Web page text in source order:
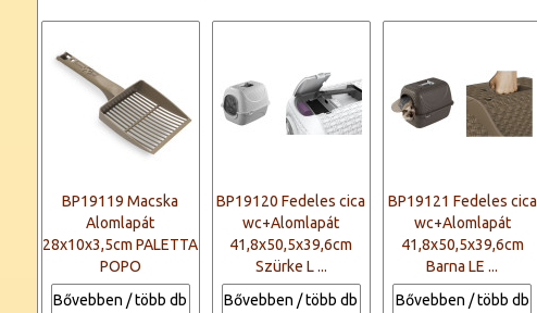
BP19119 Macska
Alomlapát
28x10x3,5cm PALETTA
POPO
Bővebben / több db
BP19120 Fedeles cica
wc+Alomlapát
41,8x50,5x39,6cm
Szürke L ...
Bővebben / több db
BP19121 Fedeles cica
wc+Alomlapát
41,8x50,5x39,6cm
Barna LE ...
Bővebben / több db